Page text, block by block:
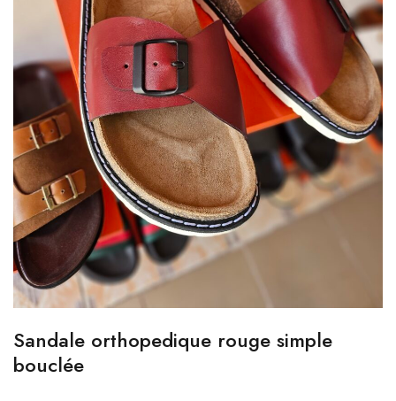
Sandale orthopedique rouge simple
bouclée